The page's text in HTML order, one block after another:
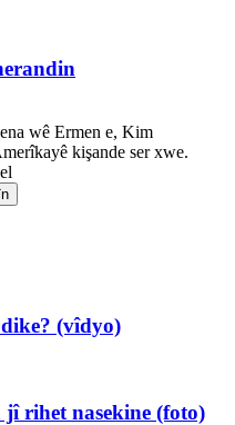
wê Ermen e, Kim
kişande ser xwe.
(vîdyo)
rihet nasekine (foto)